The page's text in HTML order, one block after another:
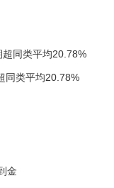
同类平均20.78%
同类平均20.78%
金